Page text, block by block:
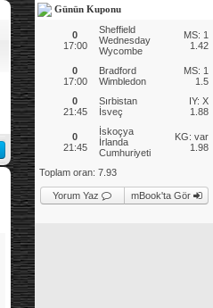
Günün Kuponu
0
17:00
Sheffield
Wednesday
Wycombe
MS: 1
1.42
0
17:00
Bradford
Wimbledon
MS: 1
1.5
0
21:45
Sırbistan
İsveç
IY: X
1.88
0
21:45
İskoçya
İrlanda
Cumhuriyeti
KG: var
1.98
Toplam oran: 7.93
Yorum Yaz mBook'ta Gör